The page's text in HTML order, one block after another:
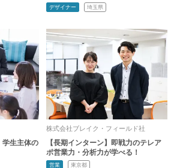
デザイナー 埼玉県
学生主体の
株式会社ブレイク・フィールド社
【長期インターン】即戦力のテレア
ポ営業力・分析力が学べる！
営業 東京都